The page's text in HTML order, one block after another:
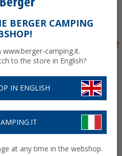
BERGER CAMPING
www.berger-camping.it.
to the store in English?
IN ENGLISH
at any time in the webshop.